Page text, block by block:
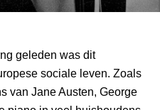
geleden was dit
sociale leven. Zoals
van Jane Austen, George